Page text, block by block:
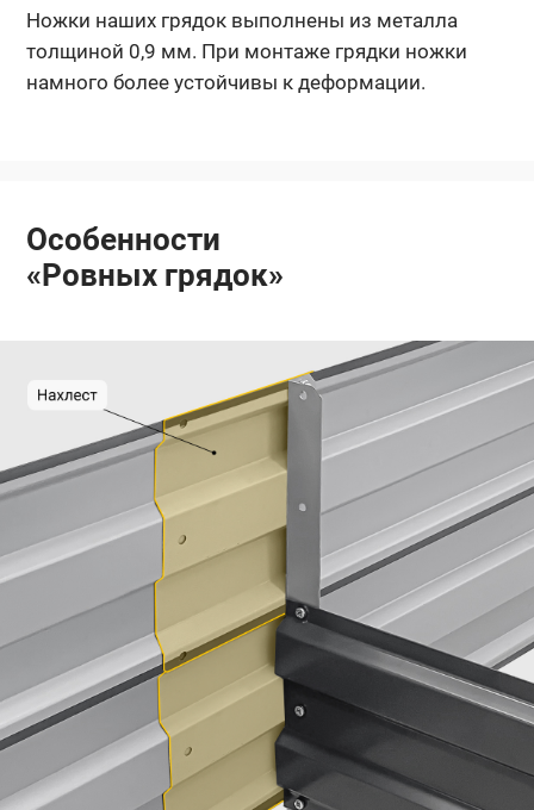
Ножки наших грядок выполнены из металла
толщиной 0,9 мм. При монтаже грядки ножки
намного более устойчивы к деформации.
Особенности
«Ровных грядок»